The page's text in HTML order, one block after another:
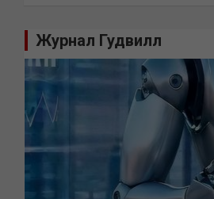
Журнал Гудвилл